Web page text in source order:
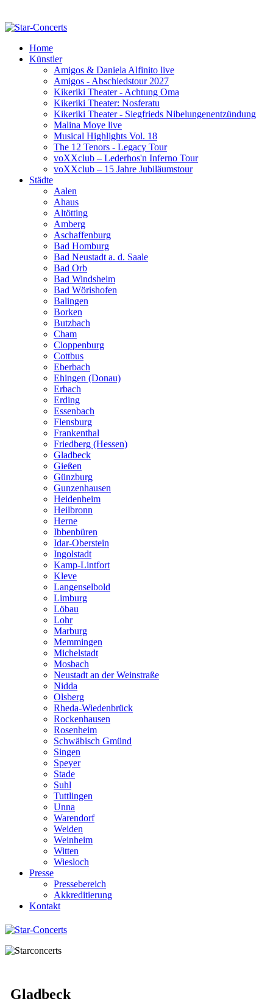
Home
Künstler
Amigos & Daniela Alfinito live
Amigos - Abschiedstour 2027
Kikeriki Theater - Achtung Oma
Kikeriki Theater: Nosferatu
Kikeriki Theater - Siegfrieds Nibelungenentzündung
Malina Moye live
Musical Highlights Vol. 18
The 12 Tenors - Legacy Tour
voXXclub – Lederhos'n Inferno Tour
voXXclub – 15 Jahre Jubiläumstour
Städte
Aalen
Ahaus
Altötting
Amberg
Aschaffenburg
Bad Homburg
Bad Neustadt a. d. Saale
Bad Orb
Bad Windsheim
Bad Wörishofen
Balingen
Borken
Butzbach
Cham
Cloppenburg
Cottbus
Eberbach
Ehingen (Donau)
Erbach
Erding
Essenbach
Flensburg
Frankenthal
Friedberg (Hessen)
Gladbeck
Gießen
Günzburg
Gunzenhausen
Heidenheim
Heilbronn
Herne
Ibbenbüren
Idar-Oberstein
Ingolstadt
Kamp-Lintfort
Kleve
Langenselbold
Limburg
Löbau
Lohr
Marburg
Memmingen
Michelstadt
Mosbach
Neustadt an der Weinstraße
Nidda
Olsberg
Rheda-Wiedenbrück
Rockenhausen
Rosenheim
Schwäbisch Gmünd
Singen
Speyer
Stade
Suhl
Tuttlingen
Unna
Warendorf
Weiden
Weinheim
Witten
Wiesloch
Presse
Pressebereich
Akkreditierung
Kontakt
Gladbeck